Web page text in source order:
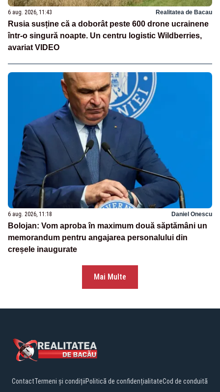
6 aug. 2026, 11:43 Realitatea de Bacau
Rusia susține că a doborât peste 600 drone ucrainene
într-o singură noapte. Un centru logistic Wildberries,
avariat VIDEO
6 aug. 2026, 11:18 Daniel Onescu
Bolojan: Vom aproba în maximum două săptămâni un
memorandum pentru angajarea personalului din
creșele inaugurate
Mai Multe
ContactTermeni și condițiiPolitică de confidențialitateCod de conduită